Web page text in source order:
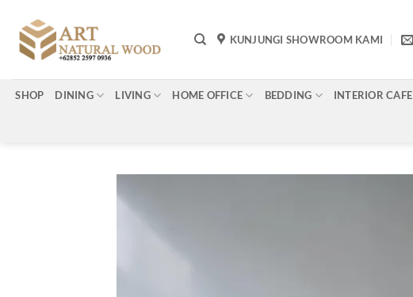
content
KUNJUNGI SHOWROOM KAMI
SHOP DINING LIVING HOME OFFICE BEDDING INTERIOR CAFE